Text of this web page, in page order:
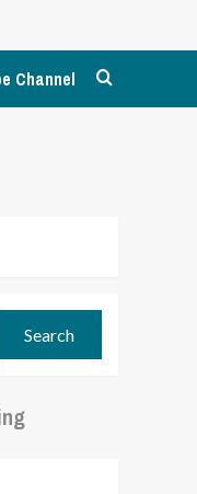
Channel